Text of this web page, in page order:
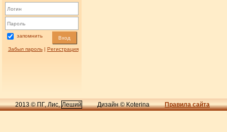
запомнить Вход
Забыл пароль| Регистрация
2013 © ПГ, Лис,Леший Дизайн © Koterina Правила сайта